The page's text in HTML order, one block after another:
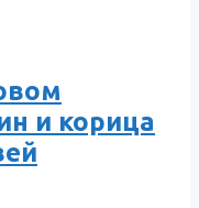
и корица